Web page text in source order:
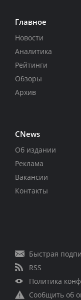
Главное
Новости
Аналитика
Рейтинги
Обзоры
Архив
CNews
Об издании
Реклама
Вакансии
Контакты
Быстрая
RSS
Политика
Сообщить об